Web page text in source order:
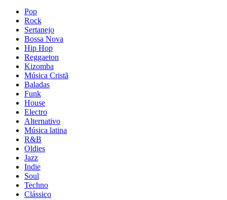
Pop
Rock
Sertanejo
Bossa Nova
Hip Hop
Reggaeton
Kizomba
Música Cristã
Baladas
Funk
House
Electro
Alternativo
Música latina
R&B
Oldies
Jazz
Indie
Soul
Techno
Clássico